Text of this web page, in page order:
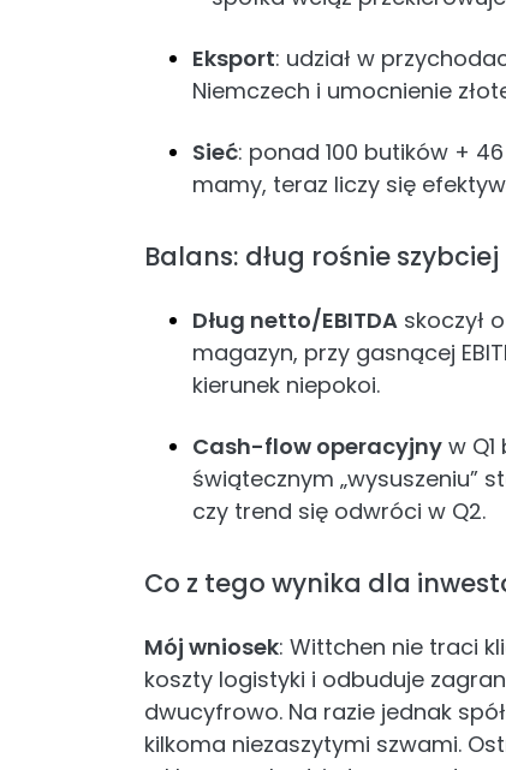
Eksport: udział w
Niemczech i umocnienie
Sieć: ponad 100 butików +
mamy, teraz liczy się
Balans: dług rośnie szybciej
Dług netto/EBITDA skoczył
magazyn, przy gasnącej
kierunek niepokoi.
Cash-flow operacyjny w
świątecznym „wysuszeniu”
czy trend się odwróci w Q2.
Co z tego wynika dla
Mój wniosek: Wittchen nie traci
koszty logistyki i odbuduje
dwucyfrowo. Na razie jednak
kilkoma niezaszytymi szwami.